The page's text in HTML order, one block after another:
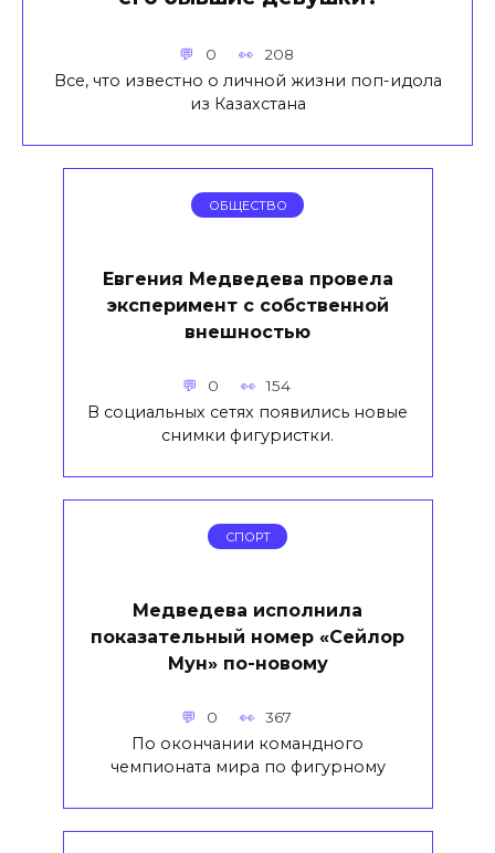
0 208
Все, что известно о личной жизни поп-идола
из Казахстана
ОБЩЕСТВО
Евгения Медведева провела
эксперимент с собственной
внешностью
0 154
В социальных сетях появились новые
снимки фигуристки.
СПОРТ
Медведева исполнила
показательный номер «Сейлор
Мун» по-новому
0 367
По окончании командного
чемпионата мира по фигурному